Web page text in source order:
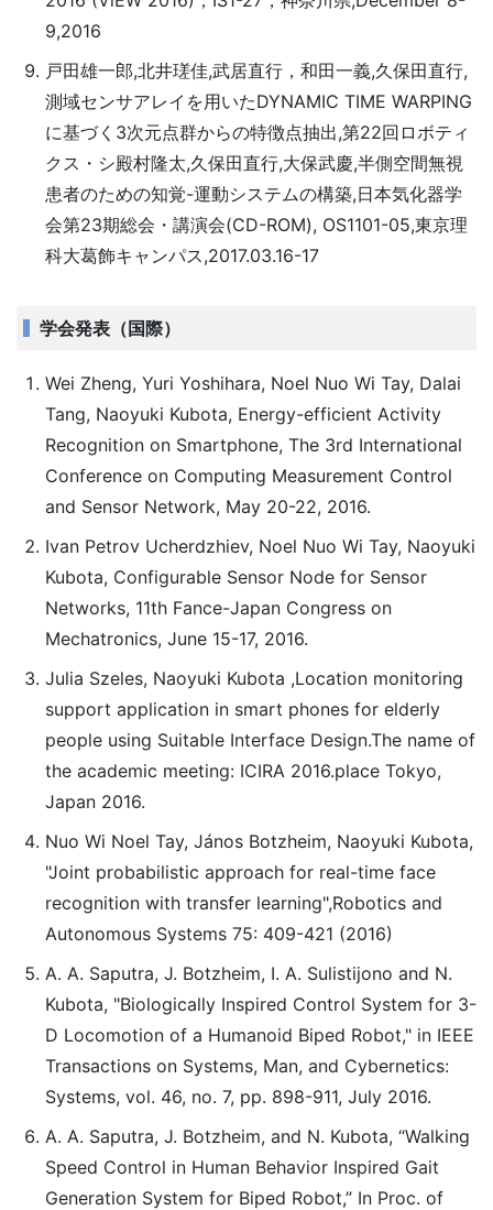
9,2016
戸田雄一郎,北井瑳佳,武居直行，和田一義,久保田直行,
測域センサアレイを用いたDYNAMIC TIME WARPING
に基づく3次元点群からの特徴点抽出,第22回ロボティ
クス・シ殿村隆太,久保田直行,大保武慶,半側空間無視
患者のための知覚-運動システムの構築,日本気化器学
会第23期総会・講演会(CD-ROM), OS1101-05,東京理
科大葛飾キャンパス,2017.03.16-17
学会発表（国際）
Wei Zheng, Yuri Yoshihara, Noel Nuo Wi Tay, Dalai
Tang, Naoyuki Kubota, Energy-efficient Activity
Recognition on Smartphone, The 3rd International
Conference on Computing Measurement Control
and Sensor Network, May 20-22, 2016.
Ivan Petrov Ucherdzhiev, Noel Nuo Wi Tay, Naoyuki
Kubota, Configurable Sensor Node for Sensor
Networks, 11th Fance-Japan Congress on
Mechatronics, June 15-17, 2016.
Julia Szeles, Naoyuki Kubota ,Location monitoring
support application in smart phones for elderly
people using Suitable Interface Design.The name of
the academic meeting: ICIRA 2016.place Tokyo,
Japan 2016.
Nuo Wi Noel Tay, János Botzheim, Naoyuki Kubota,
"Joint probabilistic approach for real-time face
recognition with transfer learning",Robotics and
Autonomous Systems 75: 409-421 (2016)
A. A. Saputra, J. Botzheim, I. A. Sulistijono and N.
Kubota, "Biologically Inspired Control System for 3-
D Locomotion of a Humanoid Biped Robot," in IEEE
Transactions on Systems, Man, and Cybernetics:
Systems, vol. 46, no. 7, pp. 898-911, July 2016.
A. A. Saputra, J. Botzheim, and N. Kubota, “Walking
Speed Control in Human Behavior Inspired Gait
Generation System for Biped Robot,” In Proc. of